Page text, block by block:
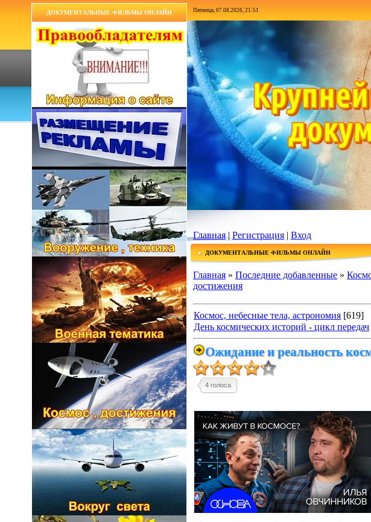
ДОКУМЕНТАЛЬНЫЕ ФИЛЬМЫ ОНЛАЙН Пятница, 07.08.2026, 21:51
Главная|Регистрация | Вход
ДОКУМЕНТАЛЬНЫЕ ФИЛЬМЫ ОНЛАЙН
Главная » Последние добавленные »
достижения
Космос, небесные тела, астрономия [619]
День космических историй - цикл передач
Ожидание и реальность
4 голоса